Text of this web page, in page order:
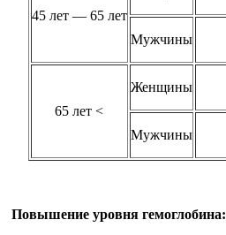
45 лет — 65 лет
Мужчины
65 лет <
Женщины
Мужчины
Повышение уровня гемоглобина: